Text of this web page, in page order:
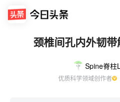
颈椎间孔内外韧
Spine脊柱
优质科学领域创作者